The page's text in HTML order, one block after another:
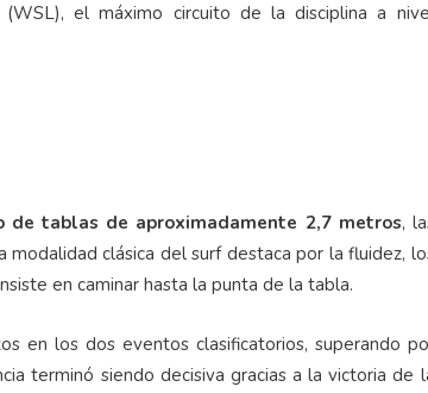
el máximo circuito de la disciplina a
tablas de aproximadamente 2,7 metros,
clásica del surf destaca por la fluidez,
en caminar hasta la punta de la tabla.
en los dos eventos clasificatorios, superando
terminó siendo decisiva gracias a la victoria de